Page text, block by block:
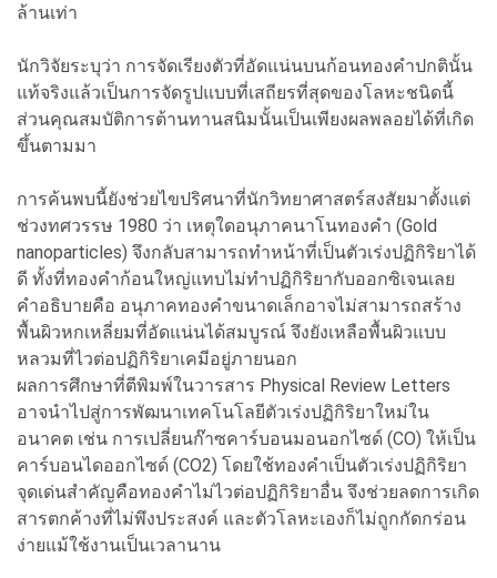
ล้านเท่า
นักวิจัยระบุว่า การจัดเรียงตัวที่อัดแน่นบนก้อนทองคำปกตินั้น
แท้จริงแล้วเป็นการจัดรูปแบบที่เสถียรที่สุดของโลหะชนิดนี้
ส่วนคุณสมบัติการต้านทานสนิมนั้นเป็นเพียงผลพลอยได้ที่เกิด
ขึ้นตามมา
การค้นพบนี้ยังช่วยไขปริศนาที่นักวิทยาศาสตร์สงสัยมาตั้งแต่
ช่วงทศวรรษ 1980 ว่า เหตุใดอนุภาคนาโนทองคำ (Gold
nanoparticles) จึงกลับสามารถทำหน้าที่เป็นตัวเร่งปฏิกิริยาได้
ดี ทั้งที่ทองคำก้อนใหญ่แทบไม่ทำปฏิกิริยากับออกซิเจนเลย
คำอธิบายคือ อนุภาคทองคำขนาดเล็กอาจไม่สามารถสร้าง
พื้นผิวหกเหลี่ยมที่อัดแน่นได้สมบูรณ์ จึงยังเหลือพื้นผิวแบบ
หลวมที่ไวต่อปฏิกิริยาเคมีอยู่ภายนอก
ผลการศึกษาที่ตีพิมพ์ในวารสาร Physical Review Letters
อาจนำไปสู่การพัฒนาเทคโนโลยีตัวเร่งปฏิกิริยาใหม่ใน
อนาคต เช่น การเปลี่ยนก๊าซคาร์บอนมอนอกไซด์ (CO) ให้เป็น
คาร์บอนไดออกไซด์ (CO2) โดยใช้ทองคำเป็นตัวเร่งปฏิกิริยา
จุดเด่นสำคัญคือทองคำไม่ไวต่อปฏิกิริยาอื่น จึงช่วยลดการเกิด
สารตกค้างที่ไม่พึงประสงค์ และตัวโลหะเองก็ไม่ถูกกัดกร่อน
ง่ายแม้ใช้งานเป็นเวลานาน